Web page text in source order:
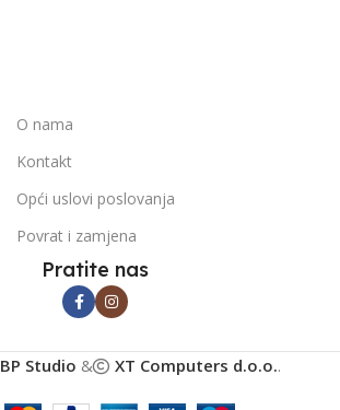
O nama
Kontakt
Opći uslovi poslovanja
Povrat i zamjena
Pratite nas
BP Studio & XT Computers d.o.o..